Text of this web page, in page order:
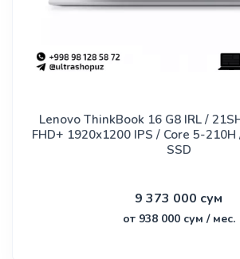
Lenovo ThinkBook 16 G8 IRL /
FHD+ 1920x1200 IPS / Core 5-210H
SSD
9 373 000 сум
от 938 000 сум / мес.